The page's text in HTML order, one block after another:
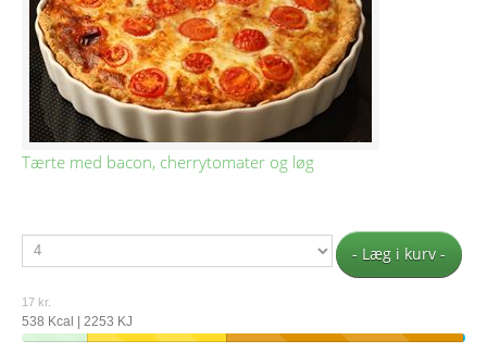
Tærte med bacon, cherrytomater og løg
- Læg i kurv -
17 kr.
538 Kcal | 2253 KJ